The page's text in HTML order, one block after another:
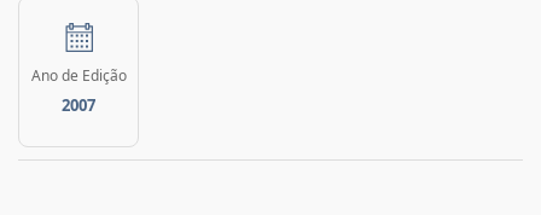
Ano de Edição
2007